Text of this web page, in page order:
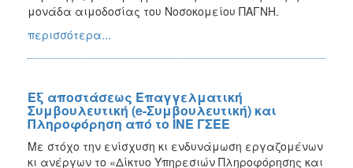
μονάδα αιμοδοσίας του Νοσοκομείου ΠΑΓΝΗ.
περισσότερα...
Εξ αποστάσεως Επαγγελματική
Συμβουλευτική (e-Συμβουλευτική) και
Πληροφόρηση από το ΙΝΕ ΓΣΕΕ
Με στόχο την ενίσχυση κι ενδυνάμωση εργαζομένων
κι ανέργων το «Δίκτυο Υπηρεσιών Πληροφόρησης και